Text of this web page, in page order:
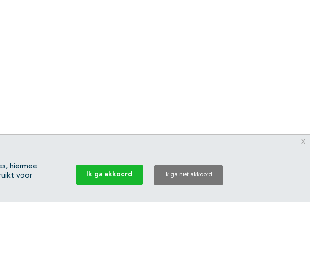
hiermee
voor
Ik ga akkoord Ik ga niet akkoord
x